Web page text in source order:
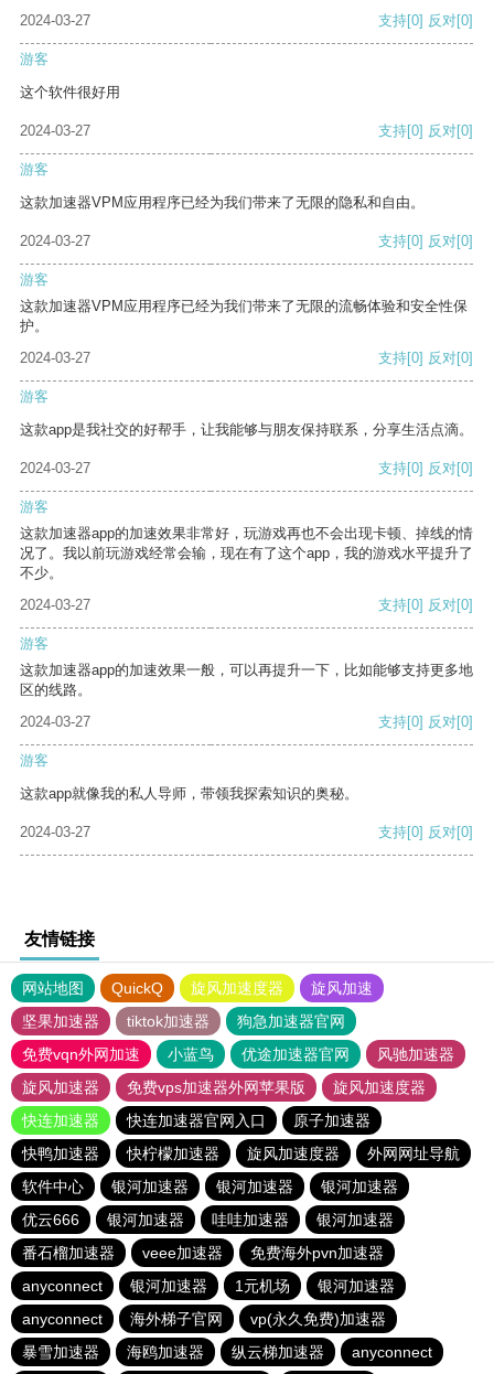
2024-03-27
支持[0] 反对[0]
游客
这个软件很好用
2024-03-27 支持[0] 反对[0]
游客
这款加速器VPM应用程序已经为我们带来了无限的隐私和自由。
2024-03-27 支持[0] 反对[0]
游客
这款加速器VPM应用程序已经为我们带来了无限的流畅体验和安全性保
护。
2024-03-27
支持[0] 反对[0]
游客
这款app是我社交的好帮手，让我能够与朋友保持联系，分享生活点滴。
2024-03-27 支持[0] 反对[0]
游客
这款加速器app的加速效果非常好，玩游戏再也不会出现卡顿、掉线的情
况了。我以前玩游戏经常会输，现在有了这个app，我的游戏水平提升了
不少。
2024-03-27
支持[0] 反对[0]
游客
这款加速器app的加速效果一般，可以再提升一下，比如能够支持更多地
区的线路。
2024-03-27
支持[0] 反对[0]
游客
这款app就像我的私人导师，带领我探索知识的奥秘。
2024-03-27 支持[0] 反对[0]
友情链接
网站地图 QuickQ 旋风加速度器
旋风加速
坚果加速器
tiktok加速器
狗急加速器官网
免费vqn外网加速
小蓝鸟 优途加速器官网
风驰加速器
旋风加速器
免费vps加速器外网苹果版
旋风加速度器
快连加速器
快连加速器官网入口
原子加速器
快鸭加速器
快柠檬加速器 旋风加速度器
外网网址导航
软件中心
银河加速器 银河加速器
银河加速器
优云666
银河加速器 哇哇加速器
银河加速器
番石榴加速器
veee加速器
免费海外pvn加速器
anyconnect
银河加速器 1元机场
银河加速器
anyconnect
海外梯子官网
vp(永久免费)加速器
暴雪加速器
海鸥加速器 纵云梯加速器 anyconnect